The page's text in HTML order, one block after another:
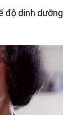
độ dinh dưỡng